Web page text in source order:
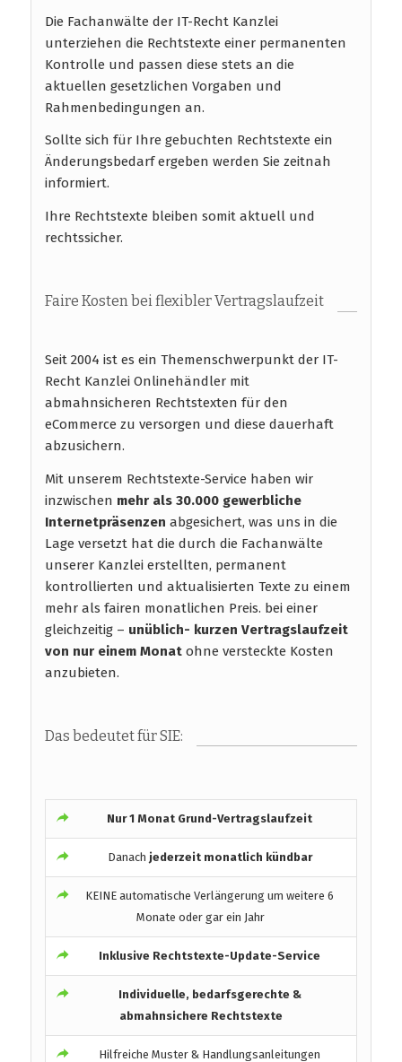
Die Fachanwälte der IT-Recht Kanzlei
unterziehen die Rechtstexte einer permanenten
Kontrolle und passen diese stets an die
aktuellen gesetzlichen Vorgaben und
Rahmenbedingungen an.
Sollte sich für Ihre gebuchten Rechtstexte ein
Änderungsbedarf ergeben werden Sie zeitnah
informiert.
Ihre Rechtstexte bleiben somit aktuell und
rechtssicher.
Faire Kosten bei flexibler Vertragslaufzeit
Seit 2004 ist es ein Themenschwerpunkt der IT-
Recht Kanzlei Onlinehändler mit
abmahnsicheren Rechtstexten für den
eCommerce zu versorgen und diese dauerhaft
abzusichern.
Mit unserem Rechtstexte-Service haben wir
inzwischen mehr als 30.000 gewerbliche
Internetpräsenzen abgesichert, was uns in die
Lage versetzt hat die durch die Fachanwälte
unserer Kanzlei erstellten, permanent
kontrollierten und aktualisierten Texte zu einem
mehr als fairen monatlichen Preis. bei einer
gleichzeitig – unüblich- kurzen Vertragslaufzeit
von nur einem Monat ohne versteckte Kosten
anzubieten.
Das bedeutet für SIE:
Nur 1 Monat Grund-Vertragslaufzeit
Danach jederzeit monatlich kündbar
KEINE automatische Verlängerung um weitere 6
Monate oder gar ein Jahr
Inklusive Rechtstexte-Update-Service
Individuelle, bedarfsgerechte &
abmahnsichere Rechtstexte
Hilfreiche Muster & Handlungsanleitungen